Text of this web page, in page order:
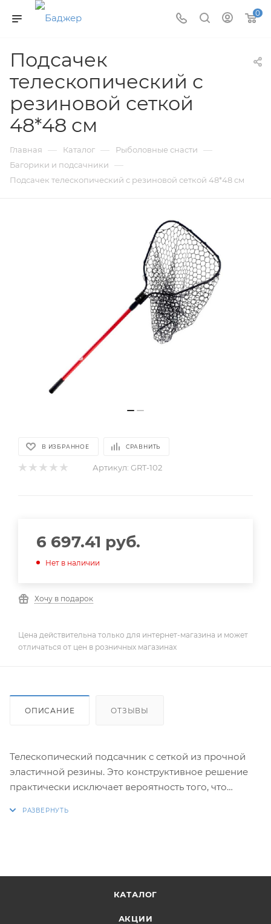
0
Подсачек
телескопический с
резиновой сеткой
48*48 см
Главная — Каталог — Рыболовные снасти —
Багорики и подсачники —
Подсачек телескопический с резиновой сеткой 48*48 см
В ИЗБРАННОЕ СРАВНИТЬ
Артикул: GRT-102
6 697.41 руб.
Нет в наличии
Хочу в подарок
Цена действительна только для интернет-магазина и может
отличаться от цен в розничных магазинах
ОПИСАНИЕ ОТЗЫВЫ
Телескопический подсачник с сеткой из прочной
эластичной резины. Это конструктивное решение
практически исключает вероятность того, что
Алюминиевая ручка с регулировкой длины 86-137
см, треугольный обод размером 48*48 см, глубина
КАТАЛОГ
АКЦИИ